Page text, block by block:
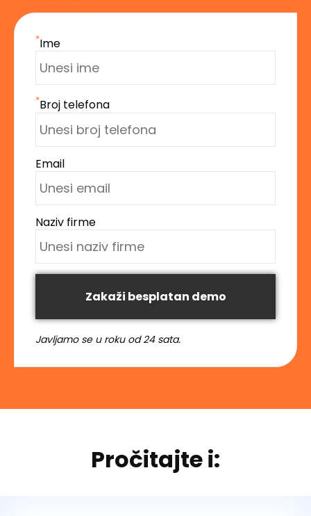
*Ime
*Broj telefona
Email
Naziv firme
Zakaži besplatan demo
Javljamo se u roku od 24 sata.
Pročitajte i: